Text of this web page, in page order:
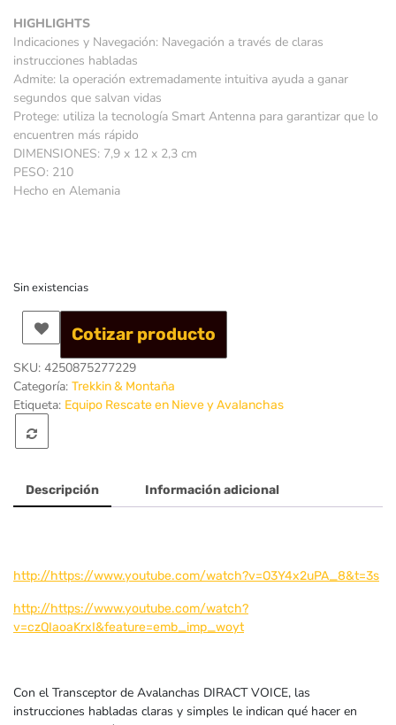
HIGHLIGHTS
Indicaciones y Navegación: Navegación a través de claras
instrucciones habladas
Admite: la operación extremadamente intuitiva ayuda a ganar
segundos que salvan vidas
Protege: utiliza la tecnología Smart Antenna para garantizar que lo
encuentren más rápido
DIMENSIONES: 7,9 x 12 x 2,3 cm
PESO: 210
Hecho en Alemania
Sin existencias
Cotizar producto
SKU: 4250875277229
Categoría: Trekkin & Montaña
Etiqueta: Equipo Rescate en Nieve y Avalanchas
Descripción Información adicional
http://https://www.youtube.com/watch?v=O3Y4x2uPA_8&t=3s
http://https://www.youtube.com/watch?
v=czQIaoaKrxI&feature=emb_imp_woyt
Con el Transceptor de Avalanchas DIRACT VOICE, las
instrucciones habladas claras y simples le indican qué hacer en